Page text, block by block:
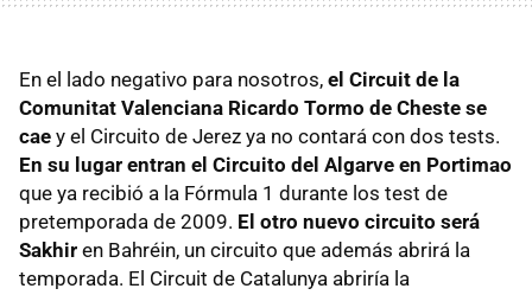
En el lado negativo para nosotros, el Circuit de la
Comunitat Valenciana Ricardo Tormo de Cheste se
cae y el Circuito de Jerez ya no contará con dos tests.
En su lugar entran el Circuito del Algarve en Portimao
que ya recibió a la Fórmula 1 durante los test de
pretemporada de 2009. El otro nuevo circuito será
Sakhir en Bahréin, un circuito que además abrirá la
temporada. El Circuit de Catalunya abriría la